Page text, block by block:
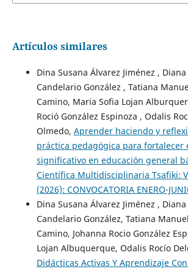
Artículos similares
Dina Susana Álvarez Jiménez , Diana
Candelario González , Tatiana
Camino, Maria Sofia Lojan
Roció González Espinoza , Odalis
Olmedo, Aprender haciendo y
práctica pedagógica para fortalecer
significativo en educación general
Científica Multidisciplinaria Tsafiki:
(2026): CONVOCATORIA ENERO-
Dina Susana Álvarez Jiménez , Diana
Candelario González, Tatiana
Camino, Johanna Rocio González
Lojan Albuquerque, Odalis Rocío
Didácticas Activas Y Aprendizaje